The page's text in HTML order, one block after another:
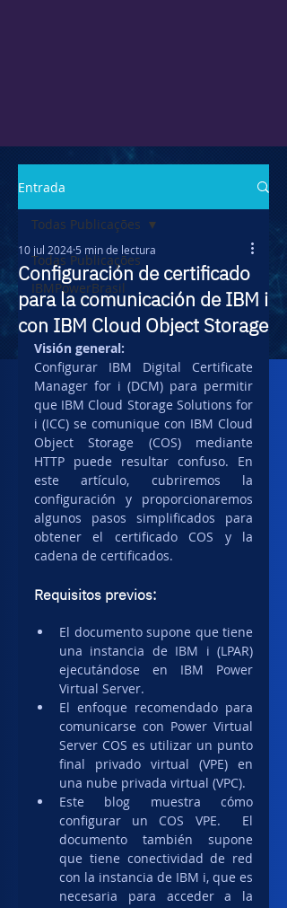
Entrada
Todas Publicações
IBMPowerBrasil
Todas Publicações
Configuración de certificado
para la comunicación de IBM i
con IBM Cloud Object Storage
10 jul 2024 5 min de lectura
Visión general:
Configurar IBM Digital Certificate
Manager for i (DCM) para permitir
que IBM Cloud Storage Solutions for
i (ICC) se comunique con IBM Cloud
Object Storage (COS) mediante
HTTP puede resultar confuso. En
este artículo, cubriremos la
configuración y proporcionaremos
algunos pasos simplificados para
obtener el certificado COS y la
cadena de certificados.
Requisitos previos:
El documento supone que tiene
una instancia de IBM i (LPAR)
ejecutándose en IBM Power
Virtual Server.
El enfoque recomendado para
comunicarse con Power Virtual
Server COS es utilizar un punto
final privado virtual (VPE) en
una nube privada virtual (VPC).
Este blog muestra cómo
configurar un COS VPE.  El
documento también supone
que tiene conectividad de red
con la instancia de IBM i, que es
necesaria para acceder a la